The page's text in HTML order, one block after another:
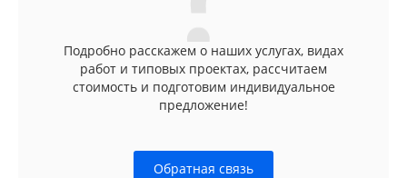
Подробно расскажем о наших услугах, видах
работ и типовых проектах, рассчитаем
стоимость и подготовим индивидуальное
предложение!
Обратная связь